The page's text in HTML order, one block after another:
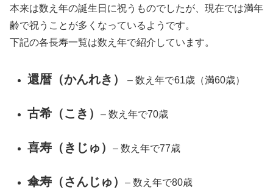
本来は数え年の誕生日に祝うものでしたが、現在では満年
齢で祝うことが多くなっているようです。
下記の各長寿一覧は数え年で紹介しています。
還暦（かんれき） – 数え年で61歳（満60歳）
古希（こき）– 数え年で70歳
喜寿（きじゅ）– 数え年で77歳
傘寿（さんじゅ）– 数え年で80歳